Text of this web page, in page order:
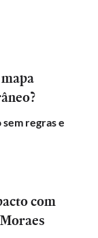
regras e
com